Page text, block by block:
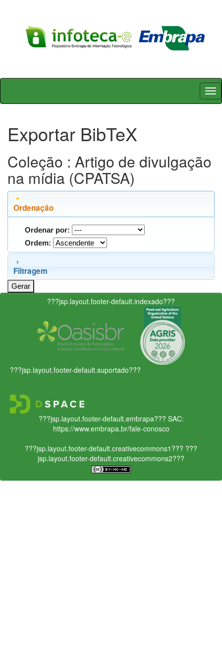
Skip
Exportar BibTeX
Coleção : Artigo de divulgação
na mídia (CPATSA)
Ordenação
Ordenar por:
Ordem:
Filtragem
???jsp.layout.footer-default.indexado???
???jsp.layout.footer-default.suportado???
???jsp.layout.footer-default.embrapa??? SAC:
https://www.embrapa.br/fale-conosco
???jsp.layout.footer-default.creativecommons1??? ???
jsp.layout.footer-default.creativecommons2???